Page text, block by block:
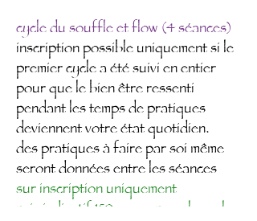
cycle du souffle et flow (4 séances)
inscription possible uniquement si le
premier cycle a été suivi en entier
pour que le bien être ressenti
pendant les temps de pratiques
deviennent votre état quotidien.
des pratiques à faire par soi même
seront données entre les séances
sur inscription uniquement
prix indicatif 150 euros pour le cycle